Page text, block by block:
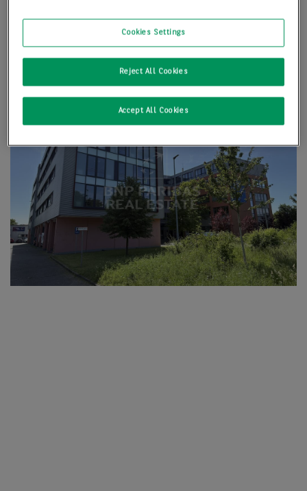
Cookies Settings
Reject All Cookies
Accept All Cookies